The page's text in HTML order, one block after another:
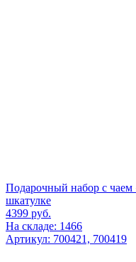
Подарочный набор c чаем
шкатулке
4399 руб.
На складе: 1466
Артикул: 700421, 700419